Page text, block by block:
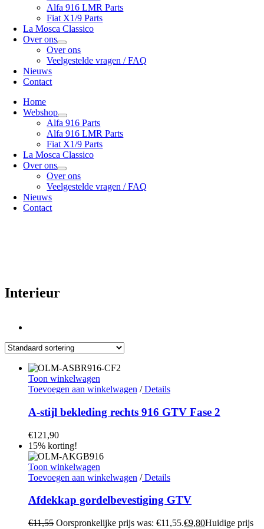
Alfa 916 LMR Parts
Fiat X1/9 Parts
La Mosca Classico
Over ons
Over ons
Veelgestelde vragen / FAQ
Nieuws
Contact
Home
Webshop
Alfa 916 Parts
Alfa 916 LMR Parts
Fiat X1/9 Parts
La Mosca Classico
Over ons
Over ons
Veelgestelde vragen / FAQ
Nieuws
Contact
Interieur
Toon winkelwagen
Toevoegen aan winkelwagen /Details
A-stijl bekleding rechts 916 GTV Fase 2
€121,90
15% korting!
Toon winkelwagen
Toevoegen aan winkelwagen /Details
Afdekkap gordelbevestiging GTV
€11,55 Oorspronkelijke prijs was: €11,55.€9,80Huidige prijs